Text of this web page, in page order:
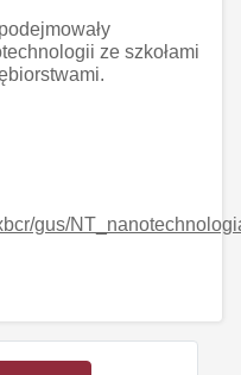
ze szkołami
gus/